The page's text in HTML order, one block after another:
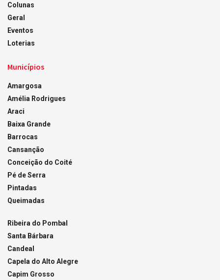
Colunas
Geral
Eventos
Loterias
Municípios
Amargosa
Amélia Rodrigues
Araci
Baixa Grande
Barrocas
Cansanção
Conceição do Coité
Pé de Serra
Pintadas
Queimadas
Ribeira do Pombal
Santa Bárbara
Candeal
Capela do Alto Alegre
Capim Grosso